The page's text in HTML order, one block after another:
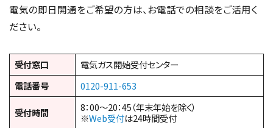
電気の即日開通をご希望の方は、お電話での相談をご活用く
ださい。
受付窓口
電気ガス開始受付センター
電話番号
0120-911-653
受付時間
8：00～20：45（年末年始を除く）
※Web受付は24時間受付